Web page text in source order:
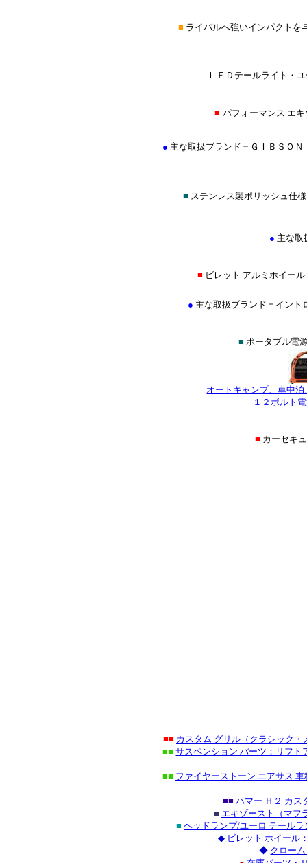
■ ライバルへ強いインパクト
ＬＥＤテールライト・
■ パフォーマンス エ
● 主な取扱ブランド＝ＧＩＢＳＯ
■ ステンレス製ポリッシュ仕
● 主な取
■ ビレット アルミホイー
● 主な取扱ブランド＝イント
■ ポータブル電
オートキャンプ、車中
１２ボルト
■ カーセキ
■■ カスタム グリル（クラシック
■■ サスペンション パーツ：リフ
■■ ファイヤーストーン エアサス
■■ ハマー Ｈ２ カス
■ エキゾースト（マフ
■ ヘッドランプ/ユーロ テール
◆ ビレット ホイール
◆ クロー